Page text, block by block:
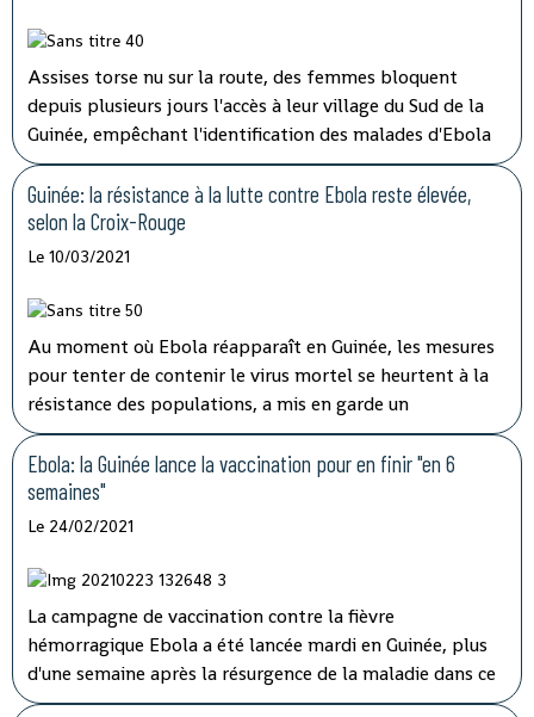
Assises torse nu sur la route, des femmes bloquent
depuis plusieurs jours l'accès à leur village du Sud de la
Guinée, empêchant l'identification des malades d'Ebola
et les vaccinations, ont indiqué mardi les autorités, qui
tentent de lever le blocus par la négociation.
Guinée: la résistance à la lutte contre Ebola reste élevée,
selon la Croix-Rouge
Le 10/03/2021
Au moment où Ebola réapparaît en Guinée, les mesures
pour tenter de contenir le virus mortel se heurtent à la
résistance des populations, a mis en garde un
responsable de la Croix-Rouge dans un entretien à l'AFP.
Ebola: la Guinée lance la vaccination pour en finir "en 6
semaines"
Le 24/02/2021
La campagne de vaccination contre la fièvre
hémorragique Ebola a été lancée mardi en Guinée, plus
d'une semaine après la résurgence de la maladie dans ce
pays d'Afrique de l'Ouest qui espère l'éradiquer "en six